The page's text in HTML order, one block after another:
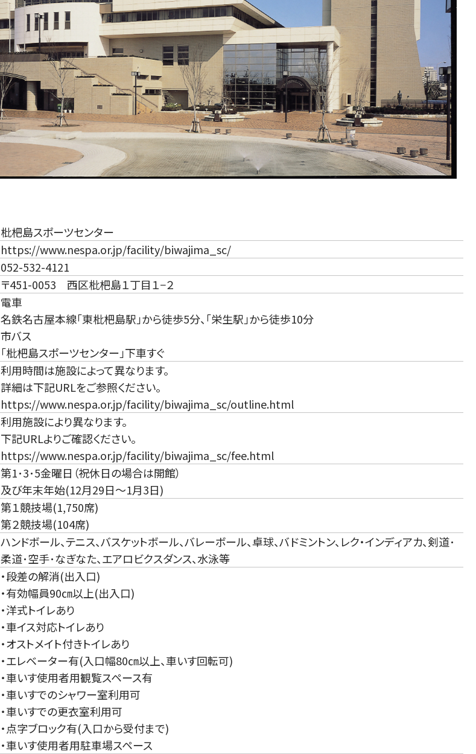
枇杷島スポーツセンター
https://www.nespa.or.jp/facility/biwajima_sc/
052-532-4121
〒451-0053 西区枇杷島１丁目１−２
電車
名鉄名古屋本線「東枇杷島駅」から徒歩5分、「栄生駅」から徒歩10分
市バス
「枇杷島スポーツセンター」下車すぐ
利用時間は施設によって異なります。
詳細は下記URLをご参照ください。
https://www.nespa.or.jp/facility/biwajima_sc/outline.html
利用施設により異なります。
下記URLよりご確認ください。
https://www.nespa.or.jp/facility/biwajima_sc/fee.html
第1･3･5金曜日（祝休日の場合は開館）
及び年末年始(12月29日～1月3日)
第１競技場(1,750席)
第２競技場(104席)
ハンドボール、テニス、バスケットボール、バレーボール、卓球、バドミントン、レク・インディアカ、剣道･
柔道･空手･なぎなた、エアロビクスダンス、水泳等
・段差の解消(出入口)
・有効幅員90㎝以上(出入口)
・洋式トイレあり
・車イス対応トイレあり
・オストメイト付きトイレあり
・エレベーター有(入口幅80㎝以上、車いす回転可)
・車いす使用者用観覧スペース有
・車いすでのシャワー室利用可
・車いすでの更衣室利用可
・点字ブロック有(入口から受付まで)
・車いす使用者用駐車場スペース